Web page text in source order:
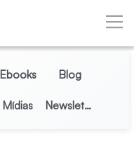
Ebooks Blog
Mídias Newsletter